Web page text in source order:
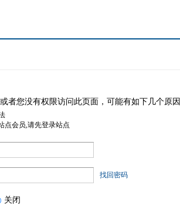
者您没有权限访问此页面，可能有如下几个原因
点会员,请先登录站点
找回密码
关闭